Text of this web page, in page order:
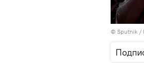
© Sputnik /